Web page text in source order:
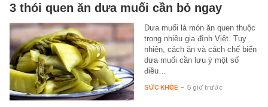
3 thói quen ăn dưa muối cần bỏ ngay
Dưa muối là món ăn quen thuộc
trong nhiều gia đình Việt. Tuy
nhiên, cách ăn và cách chế biến
dưa muối cần lưu ý một số
điều…
SỨC KHỎE - 5 giờ trước